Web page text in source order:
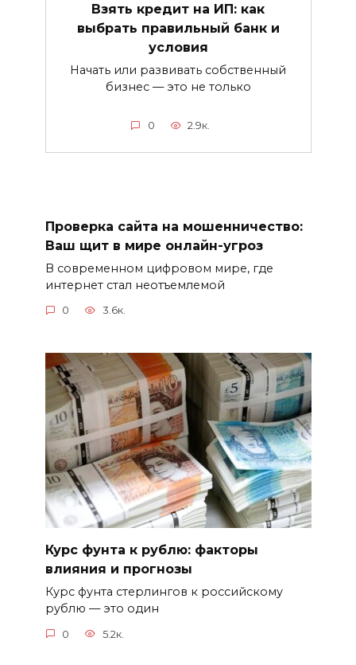
Взять кредит на ИП: как
выбрать правильный банк и
условия
Начать или развивать собственный
бизнес — это не только
0 2.9к.
Проверка сайта на мошенничество:
Ваш щит в мире онлайн-угроз
В современном цифровом мире, где
интернет стал неотъемлемой
0 3.6к.
Курс фунта к рублю: факторы
влияния и прогнозы
Курс фунта стерлингов к российскому
рублю — это один
0 5.2к.